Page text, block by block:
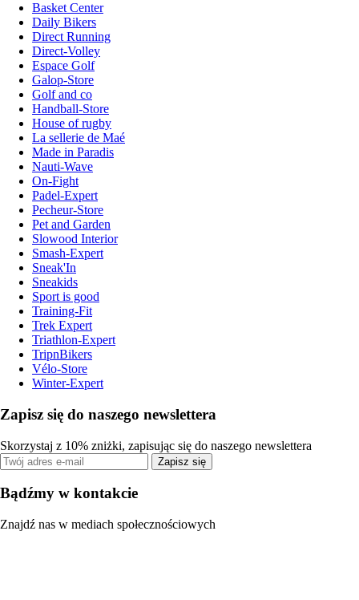
Basket Center
Daily Bikers
Direct Running
Direct-Volley
Espace Golf
Galop-Store
Golf and co
Handball-Store
House of rugby
La sellerie de Maé
Made in Paradis
Nauti-Wave
On-Fight
Padel-Expert
Pecheur-Store
Pet and Garden
Slowood Interior
Smash-Expert
Sneak'In
Sneakids
Sport is good
Training-Fit
Trek Expert
Triathlon-Expert
TripnBikers
Vélo-Store
Winter-Expert
Zapisz się do naszego newslettera
Skorzystaj z 10% zniżki, zapisując się do naszego newslettera
Zapisz się
Bądźmy w kontakcie
Znajdź nas w mediach społecznościowych